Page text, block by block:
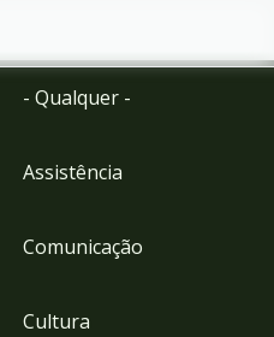
- Qualquer -
Assistência
Comunicação
Cultura